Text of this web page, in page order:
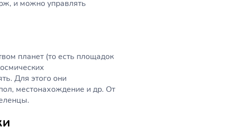
и можно управлять
планет (то есть площадок
Для этого они
местонахождение и др. От